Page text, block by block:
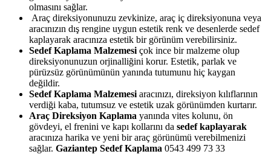
olmasını sağlar.
Araç direksiyonunuzu zevkinize, araç iç direksiyonuna veya
aracınızın dış rengine uygun estetik renk ve desenlerde sedef
kaplayarak aracınıza estetik bir görünüm verebilirsiniz.
Sedef Kaplama Malzemesi çok ince bir malzeme olup
direksiyonunuzun orjinalliğini korur. Estetik, parlak ve
pürüzsüz görünümünün yanında tutumunu hiç kaygan
değildir.
Sedef Kaplama Malzemesi aracınızı, direksiyon kılıflarının
verdiği kaba, tutumsuz ve estetik uzak görünümden kurtarır.
Araç Direksiyon Kaplama yanında vites kolunu, ön
gövdeyi, el frenini ve kapı kollarını da sedef kaplayarak
aracınıza harika ve yeni bir araç görünümü verebilmenizi
sağlar. Gaziantep Sedef Kaplama 0543 499 73 33